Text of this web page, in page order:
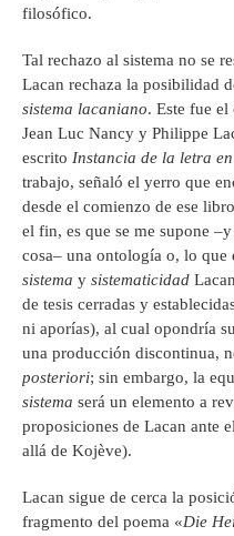
filosófico.
Tal rechazo al sistema no se
Lacan rechaza la posibilidad
sistema lacaniano. Este fue
Jean Luc Nancy y Philippe
escrito Instancia de la letra
trabajo, señaló el yerro que
desde el comienzo de ese
el fin, es que se me supone
cosa– una ontología o, lo que
sistema y sistematicidad
de tesis cerradas y
ni aporías), al cual opondría
una producción discontinua,
posteriori; sin embargo, la
sistema será un elemento a
proposiciones de Lacan ante
allá de Kojève).
Lacan sigue de cerca la
fragmento del poema «Die